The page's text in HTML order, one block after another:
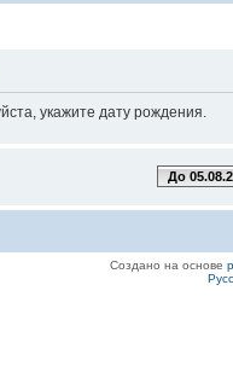
укажите дату рождения.
До
Создано на основе